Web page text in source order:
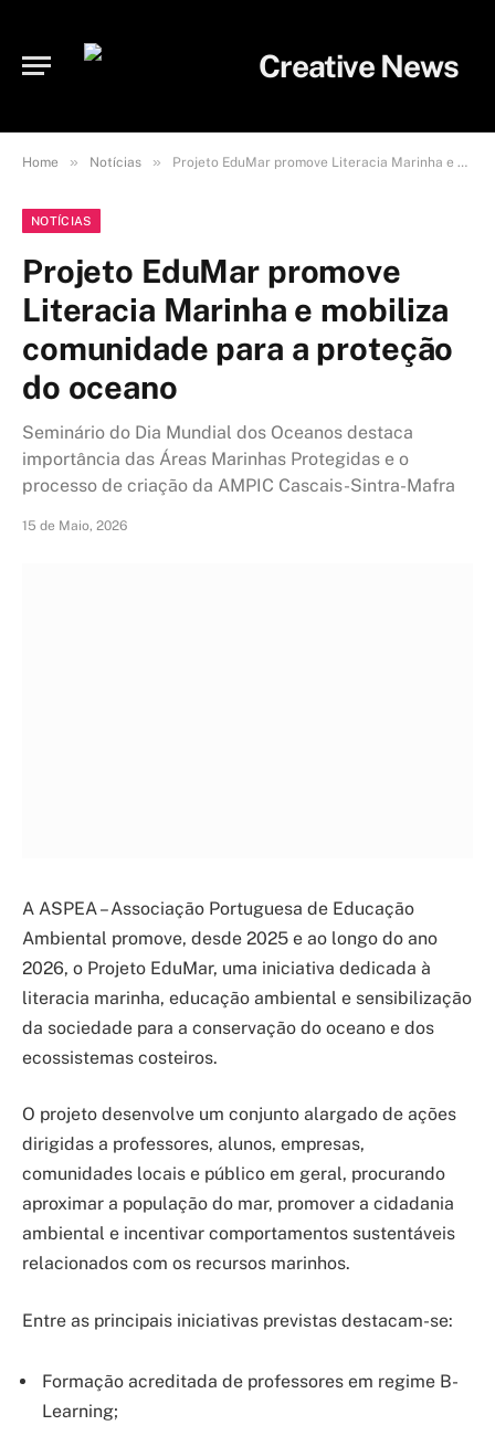
Home » Notícias » Projeto EduMar promove Literacia Marinha e mobiliza comunidade para a proteção do oceano
NOTÍCIAS
Projeto EduMar promove
Literacia Marinha e mobiliza
comunidade para a proteção
do oceano
Seminário do Dia Mundial dos Oceanos destaca
importância das Áreas Marinhas Protegidas e o
processo de criação da AMPIC Cascais-Sintra-Mafra
15 de Maio, 2026
A ASPEA – Associação Portuguesa de Educação
Ambiental promove, desde 2025 e ao longo do ano
2026, o Projeto EduMar, uma iniciativa dedicada à
literacia marinha, educação ambiental e sensibilização
da sociedade para a conservação do oceano e dos
ecossistemas costeiros.
O projeto desenvolve um conjunto alargado de ações
dirigidas a professores, alunos, empresas,
comunidades locais e público em geral, procurando
aproximar a população do mar, promover a cidadania
ambiental e incentivar comportamentos sustentáveis
relacionados com os recursos marinhos.
Entre as principais iniciativas previstas destacam-se:
Formação acreditada de professores em regime B-
Learning;